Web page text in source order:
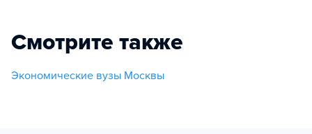
Смотрите также
Экономические вузы Москвы